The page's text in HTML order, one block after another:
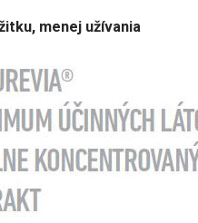
menej užívania